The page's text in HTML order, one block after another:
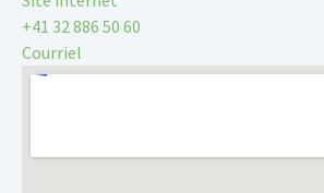
+41 32 886 50 60
Courriel